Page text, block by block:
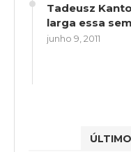
Tadeusz
larga essa
junho 9, 2011